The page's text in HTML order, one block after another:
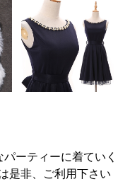
ーティーに着ていく
是非、ご利用下さい